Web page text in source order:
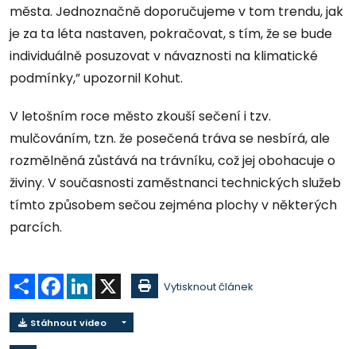
města. Jednoznačně doporučujeme v tom trendu, jak
je za ta léta nastaven, pokračovat, s tím, že se bude
individuálně posuzovat v návaznosti na klimatické
podmínky,” upozornil Kohut.
V letošním roce město zkouší sečení i tzv.
mulčováním, tzn. že posečená tráva se nesbírá, ale
rozmělněná zůstává na trávníku, což jej obohacuje o
živiny. V současnosti zaměstnanci technických služeb
tímto způsobem sečou zejména plochy v některých
parcích.
Sdílet Facebook
LinkedIn Vytisknout článek
Stáhnout video